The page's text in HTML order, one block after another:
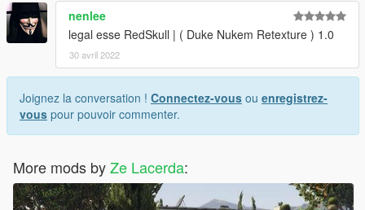
nenlee
legal esse RedSkull | ( Duke Nukem Retexture ) 1.0
30 avril 2022
Joignez la conversation ! Connectez-vous ou enregistrez-
vous pour pouvoir commenter.
More mods byZe Lacerda: